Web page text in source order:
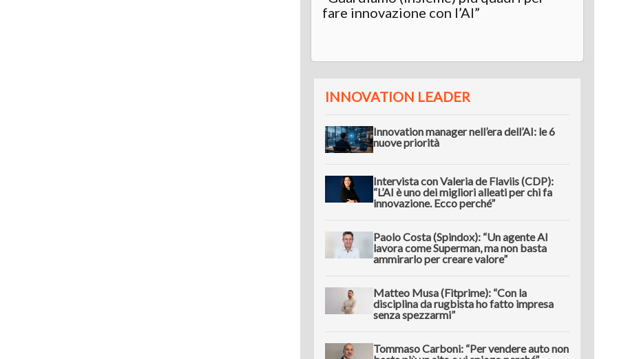
fare innovazione con l’AI”
INNOVATION LEADER
Innovation manager nell’era dell’AI: le 6
nuove priorità
Intervista con Valeria de Flaviis (CDP):
“L’AI è uno dei migliori alleati per chi fa
innovazione. Ecco perché”
Paolo Costa (Spindox): “Un agente AI
lavora come Superman, ma non basta
ammirarlo per creare valore”
Matteo Musa (Fitprime): “Con la
disciplina da rugbista ho fatto impresa
senza spezzarmi”
Tommaso Carboni: “Per vendere auto non